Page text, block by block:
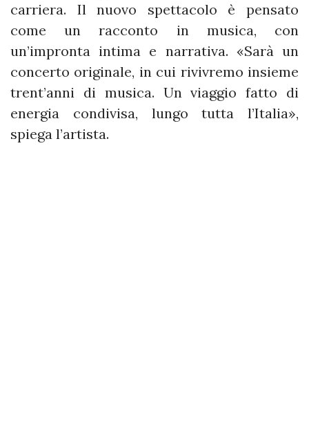
carriera. Il nuovo spettacolo è pensato
come un racconto in musica, con
un’impronta intima e narrativa. «Sarà un
concerto originale, in cui rivivremo insieme
trent’anni di musica. Un viaggio fatto di
energia condivisa, lungo tutta l’Italia»,
spiega l’artista.